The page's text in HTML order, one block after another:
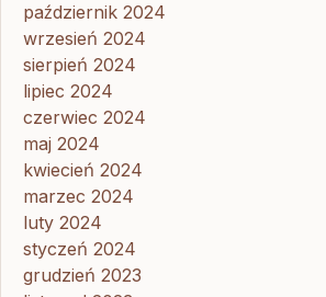
październik 2024
wrzesień 2024
sierpień 2024
lipiec 2024
czerwiec 2024
maj 2024
kwiecień 2024
marzec 2024
luty 2024
styczeń 2024
grudzień 2023